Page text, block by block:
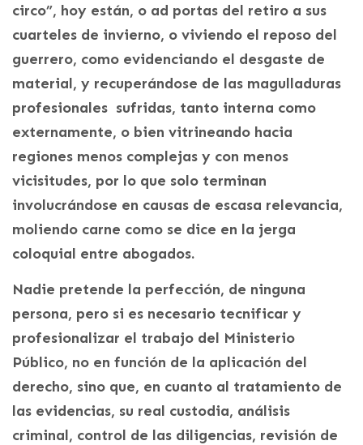
circo”, hoy están, o ad portas del retiro a sus
cuarteles de invierno, o viviendo el reposo del
guerrero, como evidenciando el desgaste de
material, y recuperándose de las magulladuras
profesionales sufridas, tanto interna como
externamente, o bien vitrineando hacia
regiones menos complejas y con menos
vicisitudes, por lo que solo terminan
involucrándose en causas de escasa relevancia,
moliendo carne como se dice en la jerga
coloquial entre abogados.
Nadie pretende la perfección, de ninguna
persona, pero si es necesario tecnificar y
profesionalizar el trabajo del Ministerio
Público, no en función de la aplicación del
derecho, sino que, en cuanto al tratamiento de
las evidencias, su real custodia, análisis
criminal, control de las diligencias, revisión de